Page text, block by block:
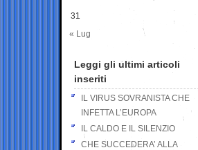
31
« Lug
Leggi gli ultimi articoli
inseriti
IL VIRUS SOVRANISTA CHE
INFETTA L’EUROPA
IL CALDO E IL SILENZIO
CHE SUCCEDERA’ ALLA